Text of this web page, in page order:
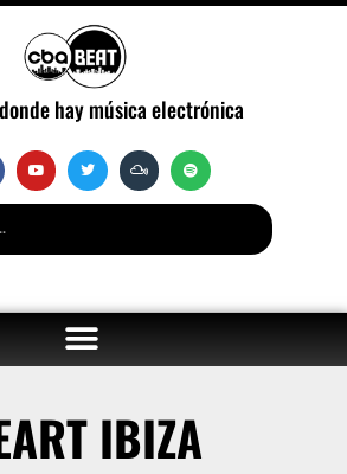
hay música electrónica
IBIZA